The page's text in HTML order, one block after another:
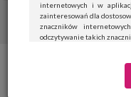
internetowych i w
zainteresowań dla
znaczników
odczytywanie takich
Jeśli nie chcesz wyrazić
Wyrażenie zgody jest